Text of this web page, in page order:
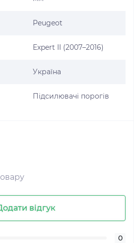
Peugeot
Expert II (2007–2016)
Україна
Підсилювачі порогів
відгук
0